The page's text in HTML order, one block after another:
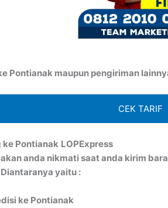
Pontianak maupun pengiriman
CEK TARIF
ke Pontianak LOPExpress
anda nikmati saat anda kirim
yaitu :
ke Pontianak